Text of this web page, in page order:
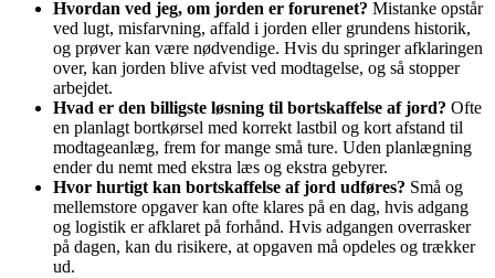
Hvordan ved jeg, om jorden er forurenet? Mistanke opstår
ved lugt, misfarvning, affald i jorden eller grundens historik,
og prøver kan være nødvendige. Hvis du springer afklaringen
over, kan jorden blive afvist ved modtagelse, og så stopper
arbejdet.
Hvad er den billigste løsning til bortskaffelse af jord? Ofte
en planlagt bortkørsel med korrekt lastbil og kort afstand til
modtageanlæg, frem for mange små ture. Uden planlægning
ender du nemt med ekstra læs og ekstra gebyrer.
Hvor hurtigt kan bortskaffelse af jord udføres? Små og
mellemstore opgaver kan ofte klares på en dag, hvis adgang
og logistik er afklaret på forhånd. Hvis adgangen overrasker
på dagen, kan du risikere, at opgaven må opdeles og trækker
ud.